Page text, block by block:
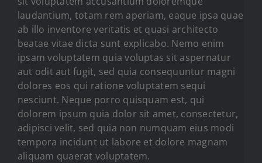
laudantium, totam rem aperiam, eaque ipsa quae
ab illo inventore veritatis et quasi architecto
beatae vitae dicta sunt explicabo. Nemo enim
ipsam voluptatem quia voluptas sit aspernatur
aut odit aut fugit, sed quia consequuntur magni
dolores eos qui ratione voluptatem sequi
nesciunt. Neque porro quisquam est, qui
dolorem ipsum quia dolor sit amet, consectetur,
adipisci velit, sed quia non numquam eius modi
tempora incidunt ut labore et dolore magnam
aliquam quaerat voluptatem.